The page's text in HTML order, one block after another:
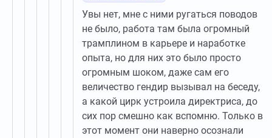
Увы нет, мне с ними ругаться поводов
не было, работа там была огромный
трамплином в карьере и наработке
опыта, но для них это было просто
огромным шоком, даже сам его
величество гендир вызывал на беседу,
а какой цирк устроила директриса, до
сих пор смешно как вспомню. Только в
этот момент они наверно осознали